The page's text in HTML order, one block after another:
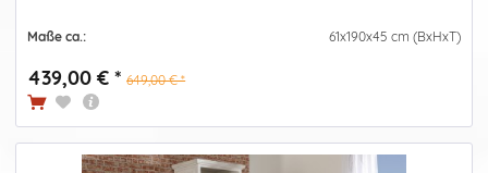
Maße ca.: 61x190x45 cm (BxHxT)
439,00 € * 649,00 € *